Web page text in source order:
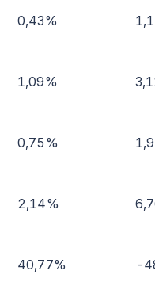
0,43%
1,09%
0,75%
2,14%
40,77% -